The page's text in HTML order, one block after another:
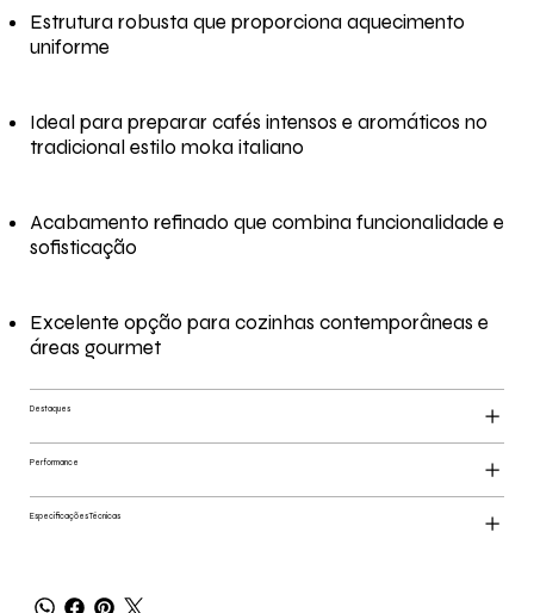
Estrutura robusta que proporciona aquecimento
uniforme
Ideal para preparar cafés intensos e aromáticos no
tradicional estilo moka italiano
Acabamento refinado que combina funcionalidade e
sofisticação
Excelente opção para cozinhas contemporâneas e
áreas gourmet
Destaques
Performance
Especificações Técnicas